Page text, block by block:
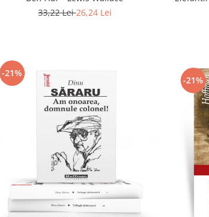
33,22 Lei26,24 Lei
-21%
-21%